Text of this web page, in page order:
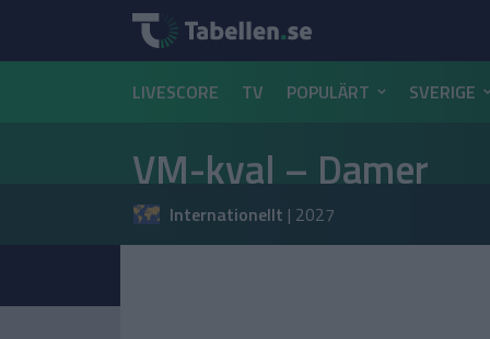
LIVESCORE TV POPULÄRT SVERIGE
VM-kval – Damer
Internationellt | 2027